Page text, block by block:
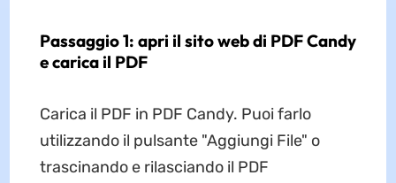
Passaggio 1: apri il sito web di PDF Candy
e carica il PDF
Carica il PDF in PDF Candy. Puoi farlo
utilizzando il pulsante "Aggiungi File" o
trascinando e rilasciando il PDF